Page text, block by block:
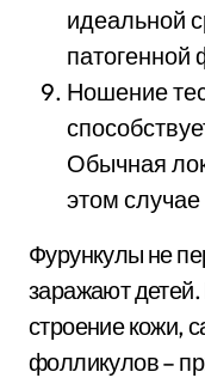
идеальной
Ношение
Обычная
этом
Фурункулы не
заражают
строение кожи,
фолликулов –